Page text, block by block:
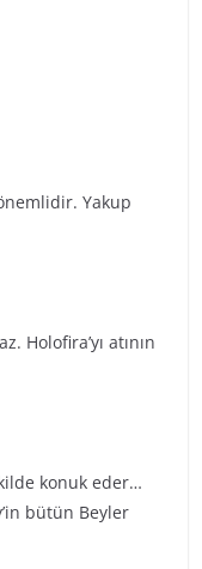
Yakup
Holofira’yı atının
konuk eder…
bütün Beyler